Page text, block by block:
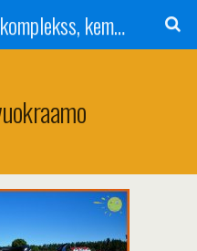
Leiputrija - atpūtas komplekss, kempings, viesu nams pie Rīgas / Camping, caravan site, bed and breakfast near Riga / Camping, caravanas, bungalows Letonia / Campingplatz, Caravanpark, Zimmer in Lettland / Kемпинг и гостевой дом к Риги